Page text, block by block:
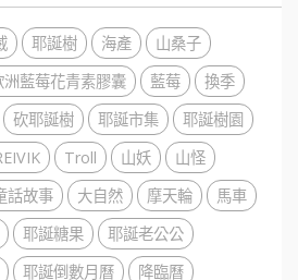
耶誕樹 海產
山桑子
藍莓花青素膠囊 藍莓
換季
砍耶誕樹 耶誕市集
耶誕樹園
Troll 山妖
山怪
話故事 大自然 摩天輪
馬車
耶誕糖果
耶誕老公公
耶誕倒數月曆
降臨曆